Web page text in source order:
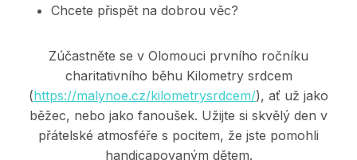
Chcete přispět na dobrou věc?
Zúčastněte se v Olomouci prvního ročníku
charitativního běhu Kilometry srdcem
(https://malynoe.cz/kilometrysrdcem/), ať už jako
běžec, nebo jako fanoušek. Užijte si skvělý den v
přátelské atmosféře s pocitem, že jste pomohli
handicapovaným dětem.